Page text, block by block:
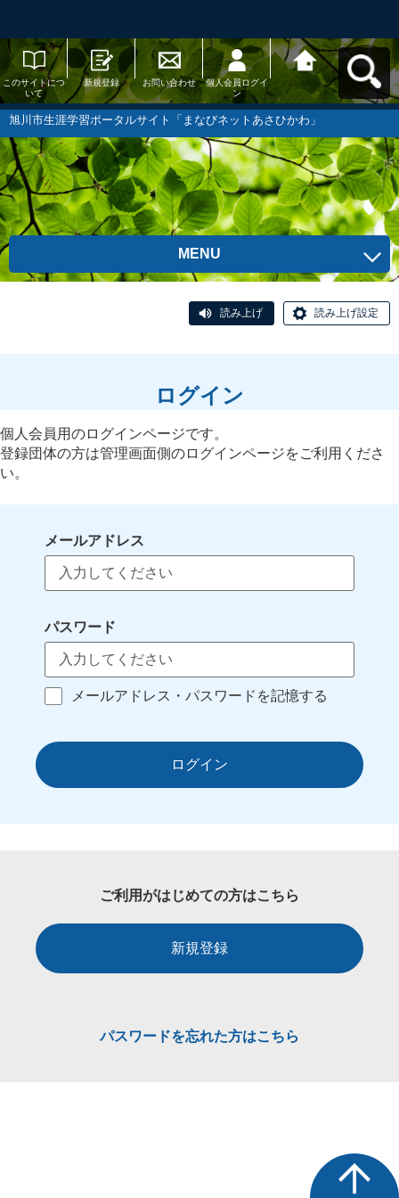
このサイトにつ
いて
新規登録 お問い合わせ
個人会員ログイ
ン
旭川市生涯学習
ポータルサイト
「まなびネット
あさひかわ」へ
戻る
旭川市生涯学習ポータルサイト「まなびネットあさひかわ」
MENU
読み上げ 読み上げ設定
ログイン
個人会員用のログインページです。
登録団体の方は管理画面側のログインページをご利用くださ
い。
メールアドレス
パスワード
メールアドレス・パスワードを記憶する
ログイン
ご利用がはじめての方はこちら
新規登録
パスワードを忘れた方はこちら